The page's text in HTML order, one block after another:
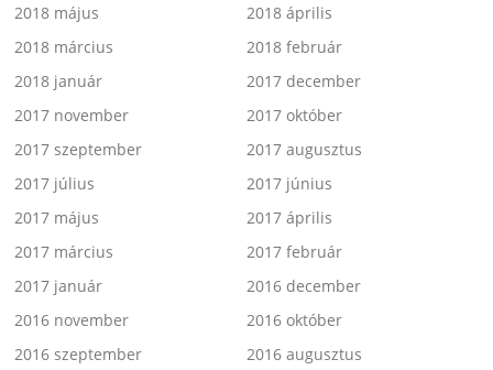
2018 május
2018 április
2018 március
2018 február
2018 január
2017 december
2017 november
2017 október
2017 szeptember
2017 augusztus
2017 július
2017 június
2017 május
2017 április
2017 március
2017 február
2017 január
2016 december
2016 november
2016 október
2016 szeptember
2016 augusztus